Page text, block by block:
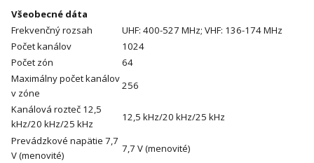
Všeobecné dáta
Frekvenčný rozsah
UHF: 400-527 MHz; VHF: 136-174 MHz
Počet kanálov
1024
Počet zón
64
Maximálny počet kanálov
v zóne
256
Kanálová rozteč 12,5
kHz/20 kHz/25 kHz
12,5 kHz/20 kHz/25 kHz
Prevádzkové napätie 7,7
V (menovité)
7,7 V (menovité)